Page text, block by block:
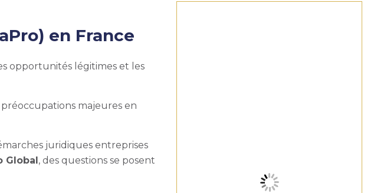
en France
opportunités légitimes et les
majeures en
juridiques entreprises
Global, des questions se posent